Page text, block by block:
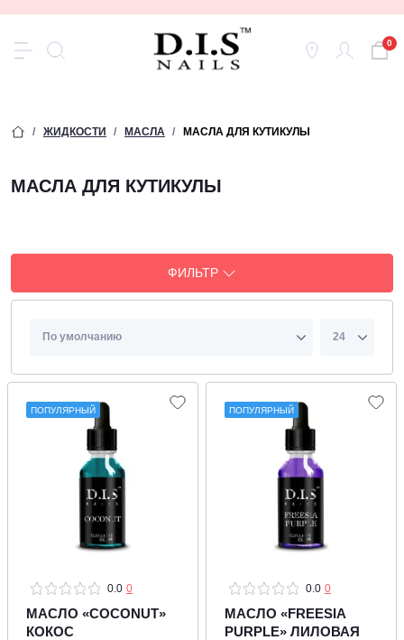
0
ЖИДКОСТИ МАСЛА МАСЛА ДЛЯ КУТИКУЛЫ
МАСЛА ДЛЯ КУТИКУЛЫ
ФИЛЬТР
ПОПУЛЯРНЫЙ
0.0 0
МАСЛО «COCONUT»
КОКОС
ПОПУЛЯРНЫЙ
0.0 0
МАСЛО «FREESIA
PURPLE» ЛИЛОВАЯ